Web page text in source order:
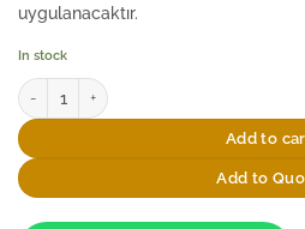
uygulanacaktır.
In stock
Elsanat Snowflake İkili Kahve Fincan Seti
Add to
Add to